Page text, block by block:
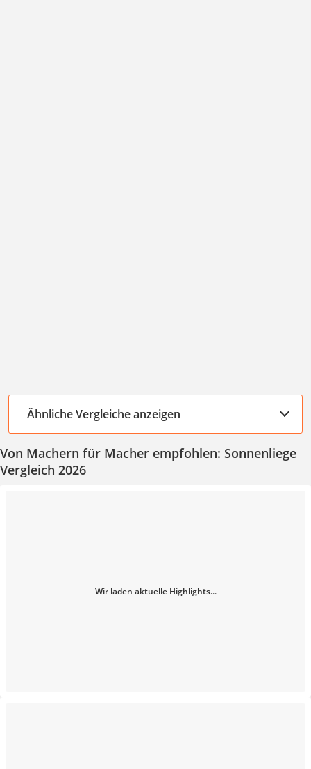
Ähnliche Vergleiche anzeigen
Von Machern für Macher empfohlen: Sonnenliege
Vergleich 2026
Wir laden aktuelle Highlights...